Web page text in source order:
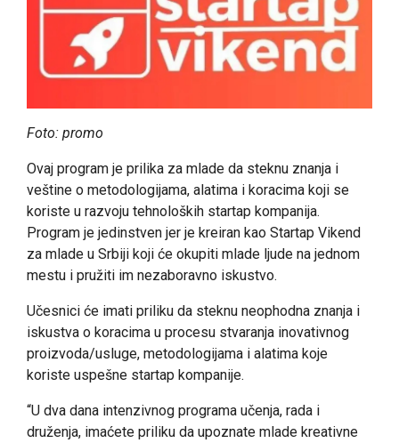
Foto: promo
Ovaj program je prilika za mlade da steknu znanja i
veštine o metodologijama, alatima i koracima koji se
koriste u razvoju tehnoloških startap kompanija.
Program je jedinstven jer je kreiran kao Startap Vikend
za mlade u Srbiji koji će okupiti mlade ljude na jednom
mestu i pružiti im nezaboravno iskustvo.
Učesnici će imati priliku da steknu neophodna znanja i
iskustva o koracima u procesu stvaranja inovativnog
proizvoda/usluge, metodologijama i alatima koje
koriste uspešne startap kompanije.
“U dva dana intenzivnog programa učenja, rada i
druženja, imaćete priliku da upoznate mlade kreativne